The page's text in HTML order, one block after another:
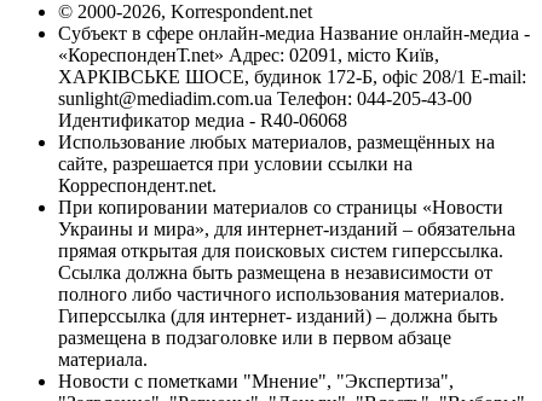
© 2000-2026, Korrespondent.net
Субъект в сфере онлайн-медиа Название онлайн-медиа -
«КореспонденТ.net» Адрес: 02091, місто Київ,
ХАРКІВСЬКЕ ШОСЕ, будинок 172-Б, офіс 208/1 E-mail:
sunlight@mediadim.com.ua Телефон: 044-205-43-00
Идентификатор медиа - R40-06068
Использование любых материалов, размещённых на
сайте, разрешается при условии ссылки на
Корреспондент.net.
При копировании материалов со страницы «Новости
Украины и мира», для интернет-изданий – обязательна
прямая открытая для поисковых систем гиперссылка.
Ссылка должна быть размещена в независимости от
полного либо частичного использования материалов.
Гиперссылка (для интернет- изданий) – должна быть
размещена в подзаголовке или в первом абзаце
материала.
Новости с пометками "Мнение", "Экспертиза",